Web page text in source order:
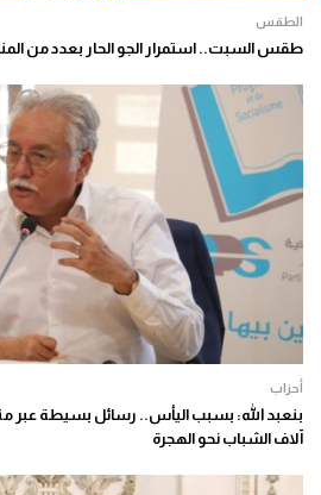
الطقس
طقس السبت.. استمرار الجو الحار بعدد من
أحزاب
بنعبد الله: بسبب اليأس.. رسائل بسيطة عبر
آلاف الشباب نحو الهجرة